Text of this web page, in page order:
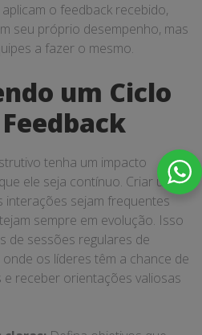
o feedback recebido,
seu próprio desempenho, mas
a fazer o mesmo.
um Ciclo
tenha um impacto
ele seja contínuo. Criar um
interações sejam frequentes
sempre em evolução. Isso
de sessões regulares de
onde os líderes têm a chance de
receber orientações valiosas